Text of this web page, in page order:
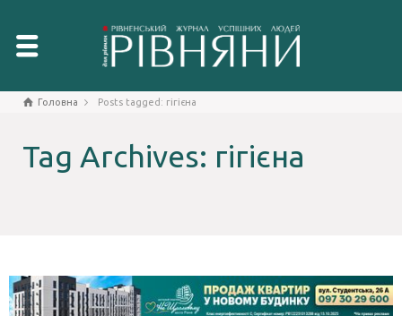
Головна Posts tagged: гігієна
Tag Archives: гігієна